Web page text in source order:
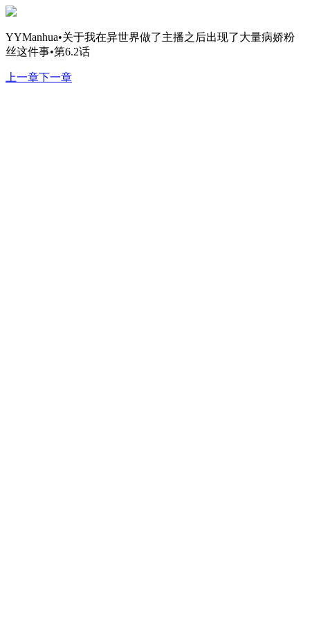
YYManhua•关于我在异世界做了主播之后出现了大量病娇粉
丝这件事•第6.2话
上一章下一章